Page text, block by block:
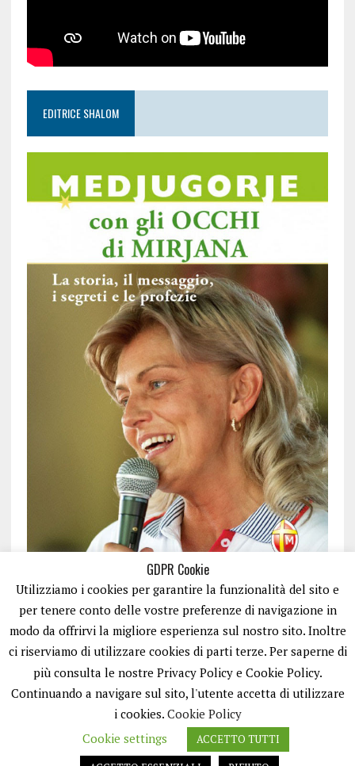
EDITRICE SHALOM
ISCRIVITI
GDPR Cookie
Utilizziamo i cookies per garantire la funzionalità del sito e
per tenere conto delle vostre preferenze di navigazione in
modo da offrirvi la migliore esperienza sul nostro sito. Inoltre
ci riserviamo di utilizzare cookies di parti terze. Per saperne di
più consulta le nostre Privacy Policy e Cookie Policy.
Continuando a navigare sul sito, l'utente accetta di utilizzare
i cookies. Cookie Policy
Cookie settings
ACCETTO TUTTI